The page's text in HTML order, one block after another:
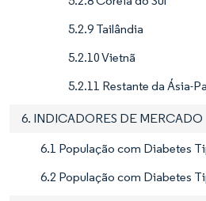
5.2.9 Tailândia
5.2.10 Vietnã
5.2.11 Restante da Ásia-
6. INDICADORES DE MERCADO
6.1 População com Diabetes
6.2 População com Diabetes